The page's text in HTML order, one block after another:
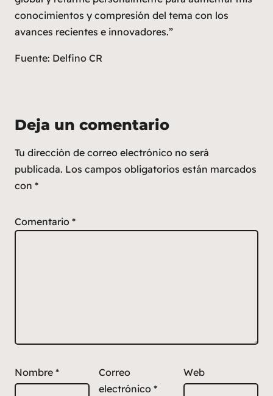
conocimientos y compresión del tema con los
avances recientes e innovadores.”
Fuente: Delfino CR
Deja un comentario
Tu dirección de correo electrónico no será
publicada. Los campos obligatorios están marcados
con *
Comentario *
Nombre *
Correo
electrónico*
Web